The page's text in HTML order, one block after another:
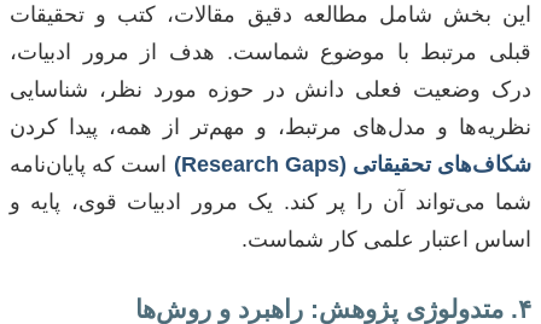
این بخش شامل مطالعه دقیق مقالات، کتب و تحقیقات
قبلی مرتبط با موضوع شماست. هدف از مرور ادبیات،
درک وضعیت فعلی دانش در حوزه مورد نظر، شناسایی
نظریه‌ها و مدل‌های مرتبط، و مهم‌تر از همه، پیدا کردن
شکاف‌های تحقیقاتی (Research Gaps)
است که پایان‌نامه
شما می‌تواند آن را پر کند. یک مرور ادبیات قوی، پایه و
اساس اعتبار علمی کار شماست.
۴. متدولوژی پژوهش: راهبرد و روش‌ها